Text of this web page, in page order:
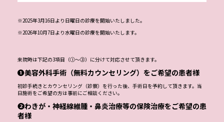
※2025年3月16日より日曜日の診療を開始いたしました。
※2026年10月7日より水曜日の診療を開始いたします。
来院時は下記の3項目（①～③）に分けて対応させて頂きます。
❶美容外科手術（無料カウンセリング）をご希望の患者様
初診手続きとカウンセリング（診察）を行った後、手術日を予約して頂きます。当
日施術をご希望の方は事前にご相談ください。
❷わきが・神経線維腫・鼻炎治療等の保険治療をご希望の患
者様